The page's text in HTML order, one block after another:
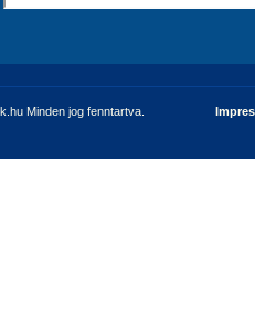
Minden jog fenntartva.